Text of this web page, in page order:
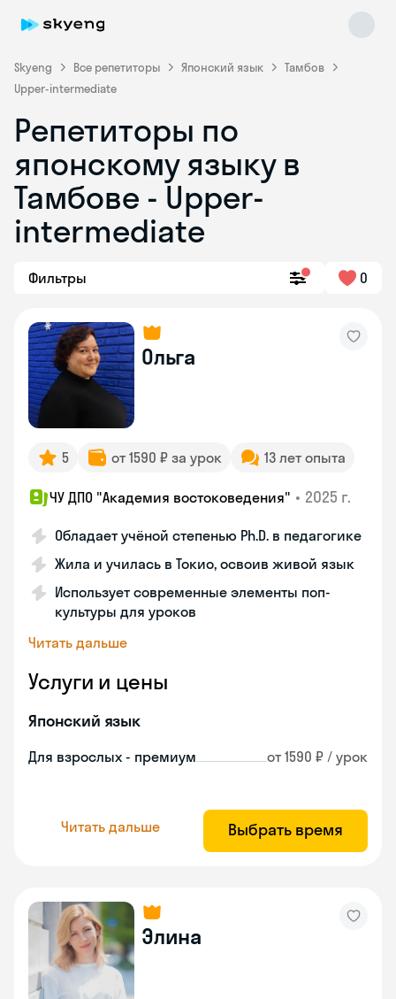
Skyeng Все репетиторы Японский язык
Тамбов
Upper-intermediate
Репетиторы по
японскому языку в
Тамбове - Upper-
intermediate
Фильтры 0
Ольга
5 от 1590 ₽ за урок 13 лет опыта
ЧУ ДПО "Академия востоковедения" • 2025 г.
Обладает учёной степенью Ph.D. в педагогике
Жила и училась в Токио, освоив живой язык
Использует современные элементы поп-
культуры для уроков
Читать дальше
Услуги и цены
Японский язык
Для взрослых - премиум от 1590 ₽ / урок
Читать дальше Выбрать время
Элина
online